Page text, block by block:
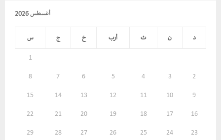
أغسطس 2026
د ن ث أرب خ ج س
1
2
3
4
5
6
7
8
9
10
11
12
13
14
15
16
17
18
19
20
21
22
23
24
25
26
27
28
29